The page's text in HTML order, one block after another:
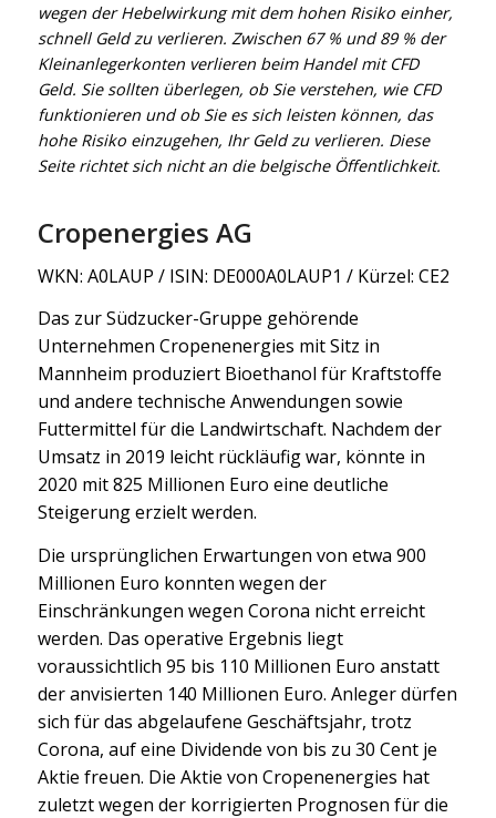
wegen der Hebelwirkung mit dem hohen Risiko einher,
schnell Geld zu verlieren. Zwischen 67 % und 89 % der
Kleinanlegerkonten verlieren beim Handel mit CFD
Geld. Sie sollten überlegen, ob Sie verstehen, wie CFD
funktionieren und ob Sie es sich leisten können, das
hohe Risiko einzugehen, Ihr Geld zu verlieren. Diese
Seite richtet sich nicht an die belgische Öffentlichkeit.
Cropenergies AG
WKN: A0LAUP / ISIN: DE000A0LAUP1 / Kürzel: CE2
Das zur Südzucker-Gruppe gehörende
Unternehmen Cropenenergies mit Sitz in
Mannheim produziert Bioethanol für Kraftstoffe
und andere technische Anwendungen sowie
Futtermittel für die Landwirtschaft. Nachdem der
Umsatz in 2019 leicht rückläufig war, könnte in
2020 mit 825 Millionen Euro eine deutliche
Steigerung erzielt werden.
Die ursprünglichen Erwartungen von etwa 900
Millionen Euro konnten wegen der
Einschränkungen wegen Corona nicht erreicht
werden. Das operative Ergebnis liegt
voraussichtlich 95 bis 110 Millionen Euro anstatt
der anvisierten 140 Millionen Euro. Anleger dürfen
sich für das abgelaufene Geschäftsjahr, trotz
Corona, auf eine Dividende von bis zu 30 Cent je
Aktie freuen. Die Aktie von Cropenenergies hat
zuletzt wegen der korrigierten Prognosen für die